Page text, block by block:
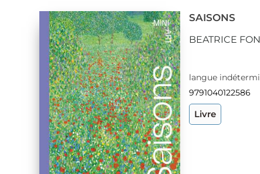
SAISONS
BEATRICE
langue
9791040122586
Livre